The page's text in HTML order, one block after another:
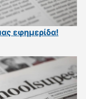
εφημερίδα!